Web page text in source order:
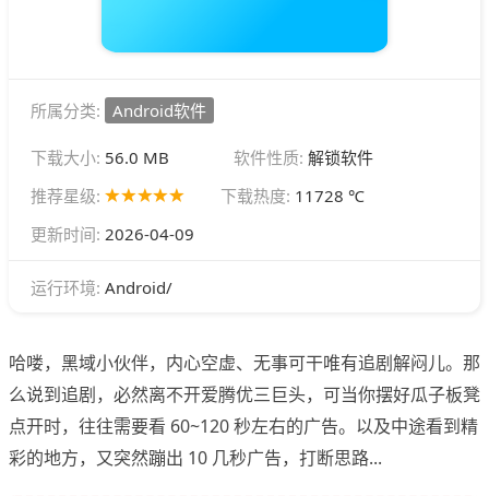
所属分类: Android软件
下载大小: 56.0 MB 软件性质: 解锁软件
推荐星级:
下载热度: 11728 ℃
更新时间: 2026-04-09
运行环境: Android/
哈喽，黑域小伙伴，内心空虚、无事可干唯有追剧解闷儿。那
么说到追剧，必然离不开爱腾优三巨头，可当你摆好瓜子板凳
点开时，往往需要看 60~120 秒左右的广告。以及中途看到精
彩的地方，又突然蹦出 10 几秒广告，打断思路...